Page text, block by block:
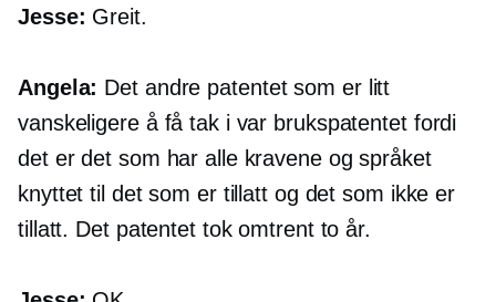
Jesse: Greit.
Angela: Det andre patentet som er litt
vanskeligere å få tak i var brukspatentet fordi
det er det som har alle kravene og språket
knyttet til det som er tillatt og det som ikke er
tillatt. Det patentet tok omtrent to år.